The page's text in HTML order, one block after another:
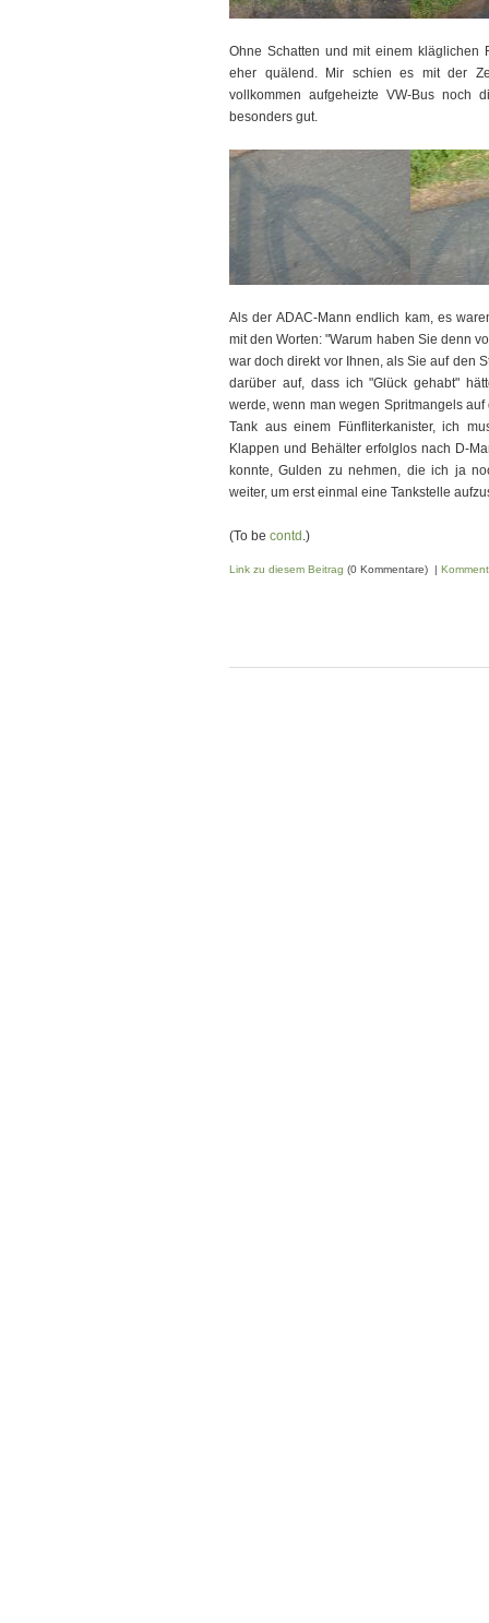
Ohne Schatten und mit einem kläglichen
eher quälend. Mir schien es mit der
vollkommen aufgeheizte VW-Bus
besonders gut.
Als der ADAC-Mann endlich kam, es
mit den Worten: "Warum haben Sie denn
war doch direkt vor Ihnen, als Sie auf den
darüber auf, dass ich "Glück gehabt"
werde, wenn man wegen Spritmangels
Tank aus einem Fünfliterkanister, ich
Klappen und Behälter erfolglos nach D-
konnte, Gulden zu nehmen, die ich ja
weiter, um erst einmal eine Tankstelle
(To be contd .)
Link zu diesem Beitrag (0 Kommentare) |